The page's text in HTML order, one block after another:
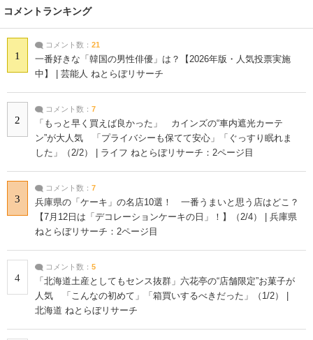
コメントランキング
1
コメント数： 21
一番好きな「韓国の男性俳優」は？【2026年版・人気投票実施
中】 | 芸能人 ねとらぼリサーチ
2
コメント数： 7
「もっと早く買えば良かった」 カインズの“車内遮光カーテ
ン”が大人気 「プライバシーも保てて安心」「ぐっすり眠れま
した」（2/2） | ライフ ねとらぼリサーチ：2ページ目
3
コメント数： 7
兵庫県の「ケーキ」の名店10選！ 一番うまいと思う店はどこ？
【7月12日は「デコレーションケーキの日」！】（2/4） | 兵庫県
ねとらぼリサーチ：2ページ目
4
コメント数： 5
「北海道土産としてもセンス抜群」六花亭の“店舗限定”お菓子が
人気 「こんなの初めて」「箱買いするべきだった」（1/2） |
北海道 ねとらぼリサーチ